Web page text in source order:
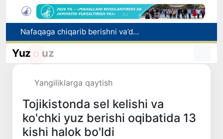
Nafaqaga chiqarib berishni va’da qilgan bosh mutaxassis ushlandi
Raqobat qo‘mitasi biologik faol qo‘shimchalar reklamasi bo‘yicha ogohlantirdi
Mahalla bankiri: raqamlar ortidagi insonlar taqdiri
Yuz uz
Yangiliklarga qaytish
Tojikistonda sel kelishi va
ko'chki yuz berishi oqibatida 13
kishi halok bo'ldi